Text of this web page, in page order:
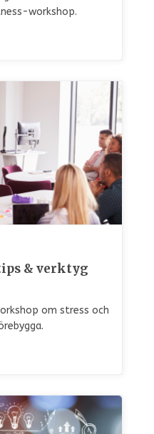
workshop.
& verktyg
om stress och